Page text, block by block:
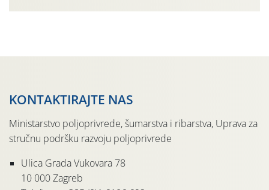
KONTAKTIRAJTE NAS
Ministarstvo poljoprivrede, šumarstva i ribarstva, Uprava za
stručnu podršku razvoju poljoprivrede
Ulica Grada Vukovara 78
10 000 Zagreb